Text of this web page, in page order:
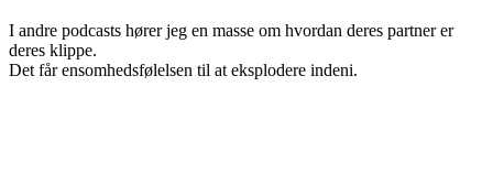
I andre podcasts hører jeg en masse om hvordan deres partner er
deres klippe.
Det får ensomhedsfølelsen til at eksplodere indeni.